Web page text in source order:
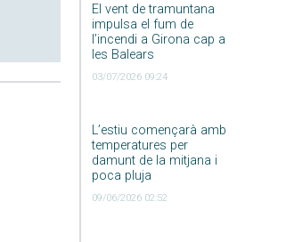
El vent de tramuntana
impulsa el fum de
l’incendi a Girona cap a
les Balears
03/07/2026 09:24
L’estiu començarà amb
temperatures per
damunt de la mitjana i
poca pluja
09/06/2026 02:52